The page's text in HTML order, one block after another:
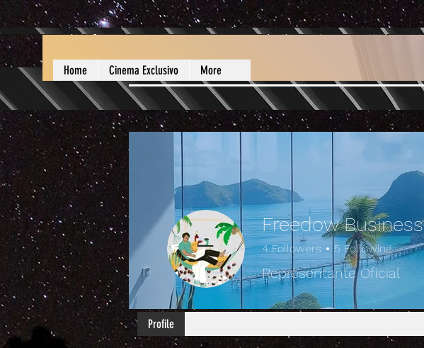
Home Cinema Exclusivo More
Freedow Business
4 Followers 5 Following
Representante Oficial
Perfil Oficial Best 🛍️
Profile